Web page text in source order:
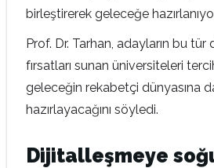
birleştirerek geleceğe
Prof. Dr. Tarhan, adayların bu tür
fırsatları sunan üniversiteleri
geleceğin rekabetçi dünyasına
hazırlayacağını söyledi.
Dijitalleşmeye